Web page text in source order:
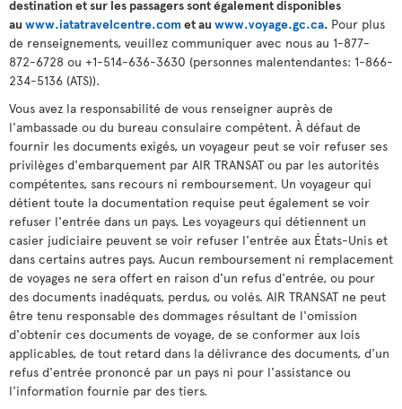
destination et sur les passagers sont également disponibles
au www.iatatravelcentre.comet au www.voyage.gc.ca. Pour plus
de renseignements, veuillez communiquer avec nous au 1-877-
872-6728 ou +1-514-636-3630 (personnes malentendantes: 1-866-
234-5136 (ATS)).
Vous avez la responsabilité de vous renseigner auprès de
l'ambassade ou du bureau consulaire compétent. À défaut de
fournir les documents exigés, un voyageur peut se voir refuser ses
privilèges d'embarquement par AIR TRANSAT ou par les autorités
compétentes, sans recours ni remboursement. Un voyageur qui
détient toute la documentation requise peut également se voir
refuser l'entrée dans un pays. Les voyageurs qui détiennent un
casier judiciaire peuvent se voir refuser l'entrée aux États-Unis et
dans certains autres pays. Aucun remboursement ni remplacement
de voyages ne sera offert en raison d'un refus d'entrée, ou pour
des documents inadéquats, perdus, ou volés. AIR TRANSAT ne peut
être tenu responsable des dommages résultant de l'omission
d'obtenir ces documents de voyage, de se conformer aux lois
applicables, de tout retard dans la délivrance des documents, d'un
refus d'entrée prononcé par un pays ni pour l'assistance ou
l'information fournie par des tiers.